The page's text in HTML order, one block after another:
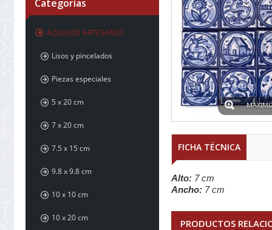
Categorías
AZULEJOS ARTESANOS
Lisos y pincelados
Piezas especiales
5 x 20 cm
7 x 20 cm
7.5 x 15 cm
9.8 x 9.8 cm
10 x 10 cm
10 x 20 cm
FICHA TÉCNICA
Alto: 7 cm
Ancho: 7 cm
PRODUCTOS